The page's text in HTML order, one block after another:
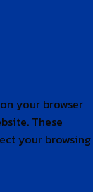
your browser
These
your browsing